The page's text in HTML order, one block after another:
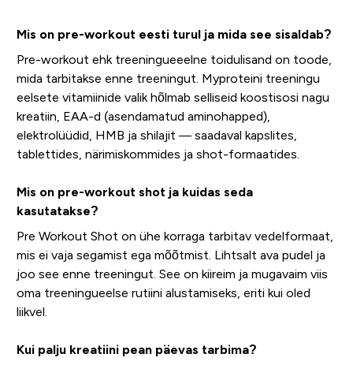
Mis on pre-workout eesti turul ja mida see sisaldab?
Pre-workout ehk treeningueeelne toidulisand on toode,
mida tarbitakse enne treeningut. Myproteini treeningu
eelsete vitamiinide valik hõlmab selliseid koostisosi nagu
kreatiin, EAA-d (asendamatud aminohapped),
elektrolüüdid, HMB ja shilajit — saadaval kapslites,
tablettides, närimiskommides ja shot-formaatides.
Mis on pre-workout shot ja kuidas seda
kasutatakse?
Pre Workout Shot on ühe korraga tarbitav vedelformaat,
mis ei vaja segamist ega mõõtmist. Lihtsalt ava pudel ja
joo see enne treeningut. See on kiireim ja mugavaim viis
oma treeningueelse rutiini alustamiseks, eriti kui oled
liikvel.
Kui palju kreatiini pean päevas tarbima?